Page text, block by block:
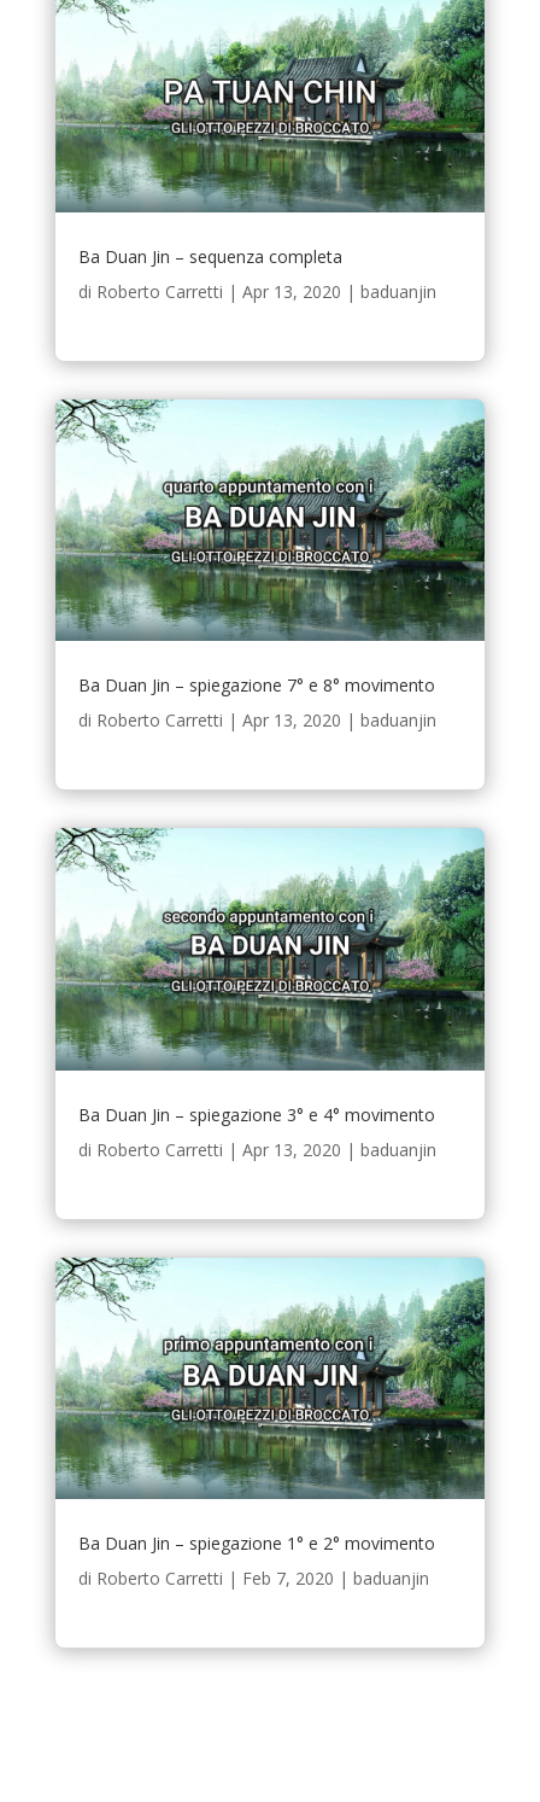
Ba Duan Jin – sequenza completa
di Roberto Carretti | Apr 13, 2020 | baduanjin
Ba Duan Jin – spiegazione 7° e 8° movimento
di Roberto Carretti | Apr 13, 2020 | baduanjin
Ba Duan Jin – spiegazione 3° e 4° movimento
di Roberto Carretti | Apr 13, 2020 | baduanjin
Ba Duan Jin – spiegazione 1° e 2° movimento
di Roberto Carretti | Feb 7, 2020 | baduanjin